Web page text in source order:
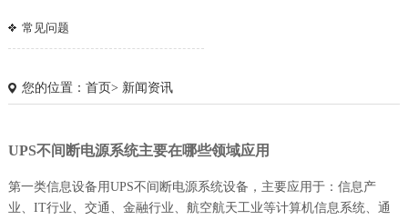
常见问题
您的位置： 首页> 新闻资讯
UPS不间断电源系统主要在哪些领域应用
第一类信息设备用UPS不间断电源系统设备，主要应用于：信息产
业、IT行业、交通、金融行业、航空航天工业等计算机信息系统、通